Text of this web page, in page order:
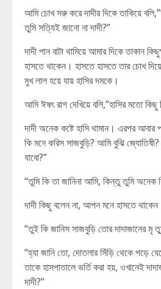
আমি চোখ সরু করে দাদীর দিকে তাকিয়ে
তুমি সত্যিই জানো না দাদী?”
দাদী পান বাটা থামিয়ে আমার দিকে তাকান
হাসতে থাকেন। হাসতে হাসতে তার চোখ
মুখ লাল হয়ে যায় হাসির দমকে।
আমি ঈষৎ রাগ দেখিয়ে বলি,”হাসির মতো
দাদী অনেক কষ্টে হাসি থামান। এরপর আবার
কি মনে করিস সাজবুড়ি? আমি বুঝি
যাবো?”
“তুমি কি তা জানিনা আমি, কিন্তু তুমি
দাদী কিছু বলেন না, আপন মনে হাসতে
“তুই কি জানিস সাজবুড়ি তোর দাদাজানের মৃ
“হ্যা জানি তো, দোতলার সিঁড়ি থেকে পড়ে
তাকে হাসপাতালে ভর্তি করা হয়, ওখানেই
দাদী?”